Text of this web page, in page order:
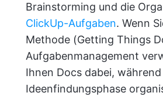
Brainstorming und die
ClickUp-Aufgaben. Wenn
Methode (Getting Things
Aufgabenmanagement
Ihnen Docs dabei,
Ideenfindungsphase